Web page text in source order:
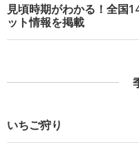
見頃時期がわかる！全国
ット情報を掲載
いちご狩り